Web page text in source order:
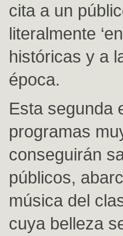
cita a un
literalmente
históricas y a
época.
Esta segunda
programas
conseguirán
públicos,
música del
cuya belleza